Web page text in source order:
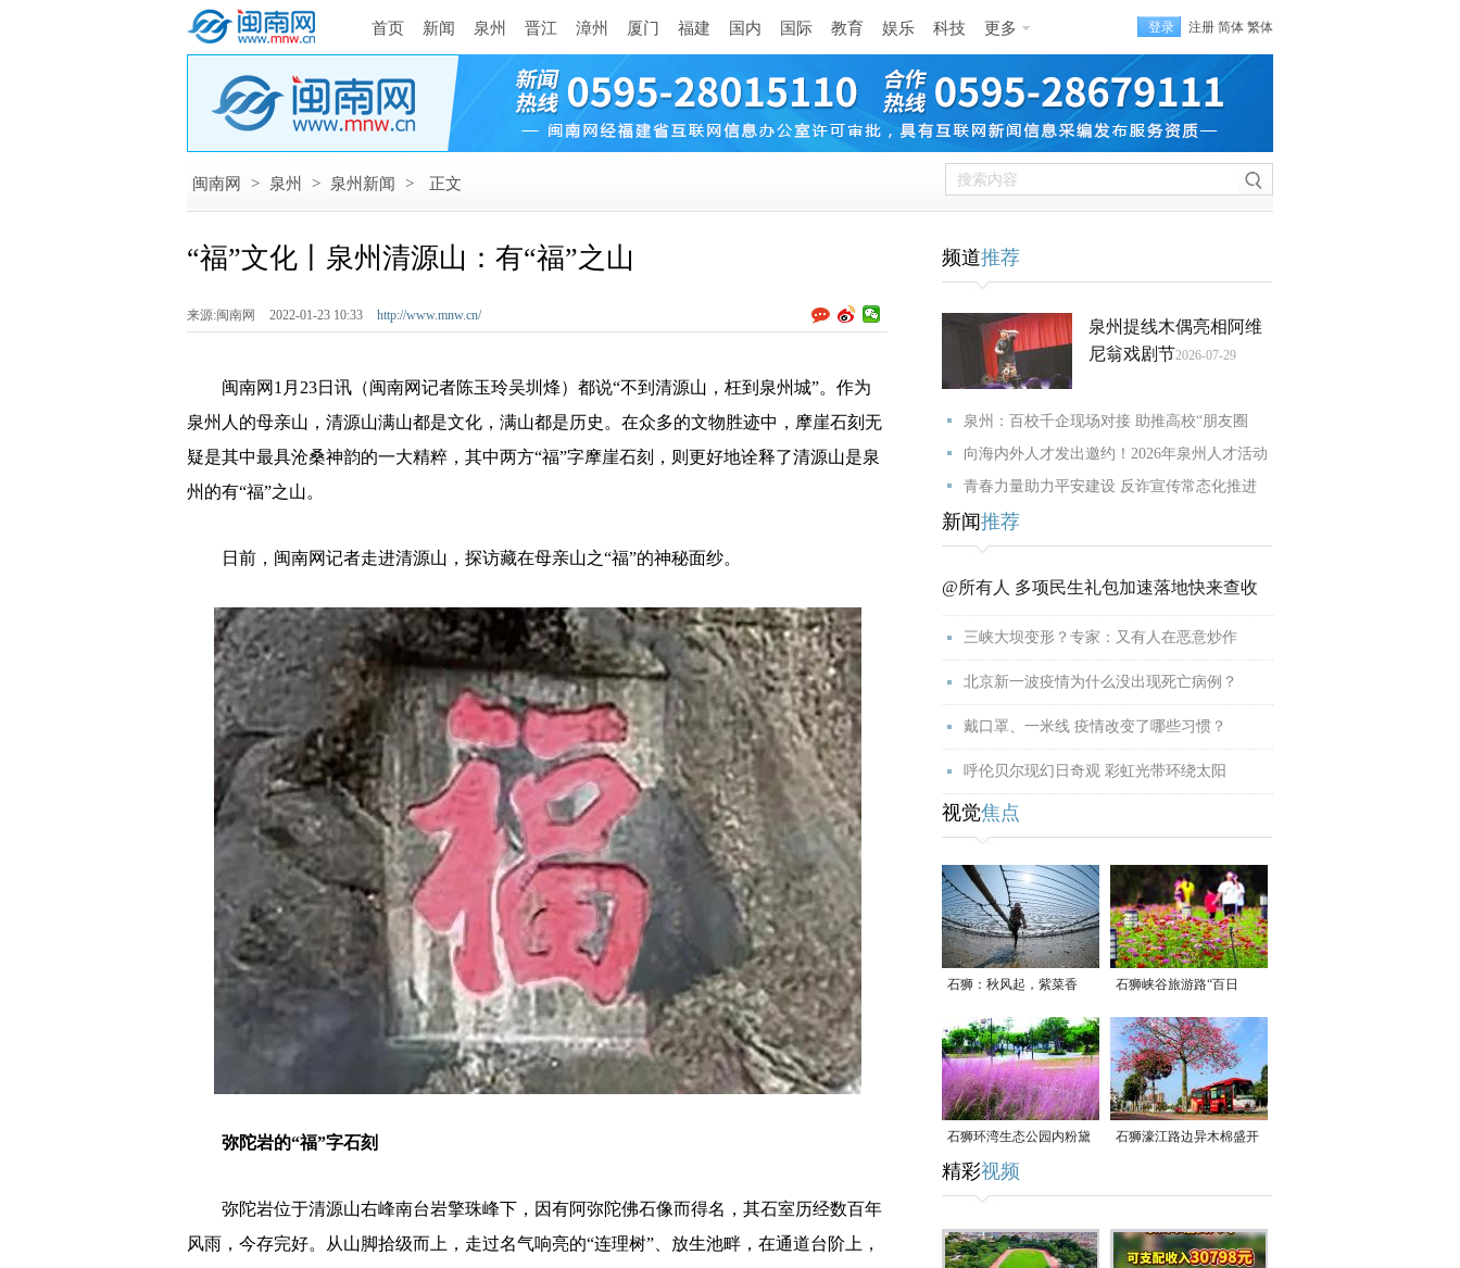
首页 新闻 泉州 晋江 漳州 厦门 福建 国内 国际 教育 娱乐 科技 更多 登录 注册 简体 繁体
闽南网 > 泉州 > 泉州新闻 > 正文
“福”文化丨泉州清源山：有“福”之山
来源:闽南网 2022-01-23 10:33 http://www.mnw.cn/
闽南网1月23日讯（闽南网记者陈玉玲吴圳烽）都说“不到清源山，枉到泉州城”。作为
泉州人的母亲山，清源山满山都是文化，满山都是历史。在众多的文物胜迹中，摩崖石刻无
疑是其中最具沧桑神韵的一大精粹，其中两方“福”字摩崖石刻，则更好地诠释了清源山是泉
州的有“福”之山。
日前，闽南网记者走进清源山，探访藏在母亲山之“福”的神秘面纱。
弥陀岩的“福”字石刻
弥陀岩位于清源山右峰南台岩擎珠峰下，因有阿弥陀佛石像而得名，其石室历经数百年
风雨，今存完好。从山脚拾级而上，走过名气响亮的“连理树”、放生池畔，在通道台阶上，
频道推荐
泉州提线木偶亮相阿维
尼翁戏剧节2026-07-29
泉州：百校千企现场对接 助推高校“朋友圈
向海内外人才发出邀约！2026年泉州人才活动
青春力量助力平安建设 反诈宣传常态化推进
新闻推荐
@所有人 多项民生礼包加速落地快来查收
三峡大坝变形？专家：又有人在恶意炒作
北京新一波疫情为什么没出现死亡病例？
戴口罩、一米线 疫情改变了哪些习惯？
呼伦贝尔现幻日奇观 彩虹光带环绕太阳
视觉焦点
石狮：秋风起，紫菜香 石狮峡谷旅游路“百日
草”争相斗艳
石狮环湾生态公园内粉黛
乱子草盛放
石狮濠江路边异木棉盛开
精彩视频